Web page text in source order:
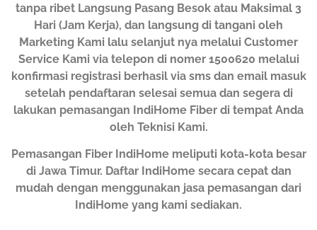
tanpa ribet Langsung Pasang Besok atau Maksimal 3
Hari (Jam Kerja), dan langsung di tangani oleh
Marketing Kami lalu selanjut nya melalui Customer
Service Kami via telepon di nomer 1500620 melalui
konfirmasi registrasi berhasil via sms dan email masuk
setelah pendaftaran selesai semua dan segera di
lakukan pemasangan IndiHome Fiber di tempat Anda
oleh Teknisi Kami.
Pemasangan Fiber IndiHome meliputi kota-kota besar
di Jawa Timur. Daftar IndiHome secara cepat dan
mudah dengan menggunakan jasa pemasangan dari
IndiHome yang kami sediakan.